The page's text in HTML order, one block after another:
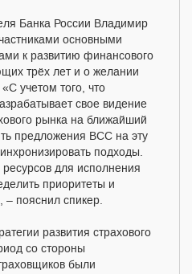
Банка России Владимир
основными
к развитию финансового
трёх лет и о желании
учетом того, что
свое видение
рынка на ближайший
предложения ВСС на эту
подходы.
для исполнения
приоритеты и
– пояснил спикер.
развития страхового
со стороны
были